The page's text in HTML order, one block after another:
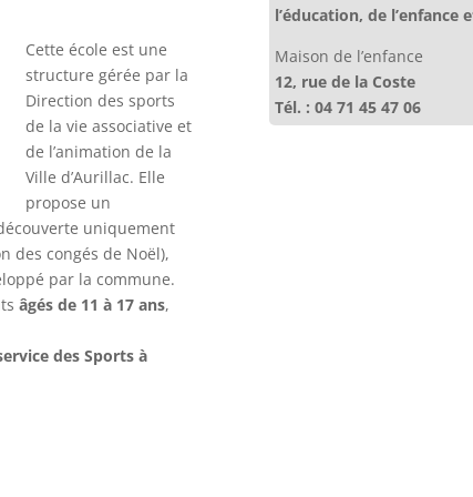
Cette école est une
structure gérée par la
Direction des sports
de la vie associative et
de l’animation de la
Ville d’Aurillac. Elle
propose un
uniquement
des congés de Noël),
par la commune.
âgés de 11 à 17 ans,
des Sports à
l’éducation, de l’enfance
Maison de l’enfance
12, rue de la Coste
Tél. : 04 71 45 47 06